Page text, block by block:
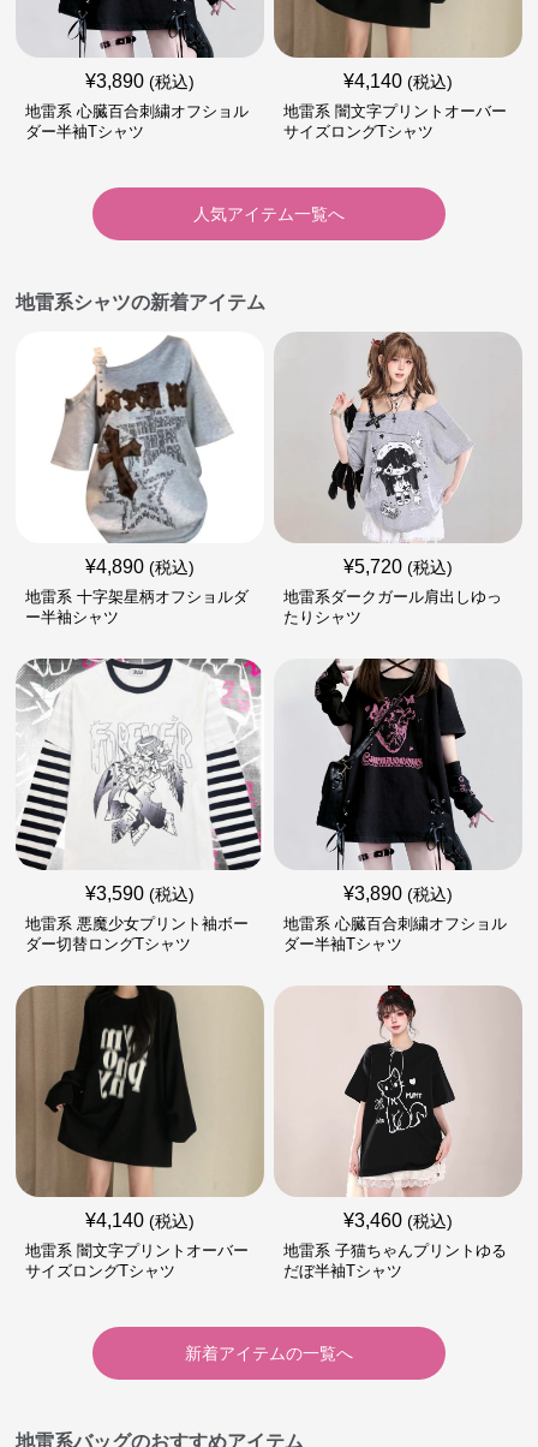
¥3,890 (税込)
地雷系 心臓百合刺繍オフショル
ダー半袖Tシャツ
¥4,140 (税込)
地雷系 闇文字プリントオーバー
サイズロングTシャツ
人気アイテム一覧へ
地雷系シャツの新着アイテム
¥4,890 (税込)
地雷系 十字架星柄オフショルダ
ー半袖シャツ
¥5,720 (税込)
地雷系ダークガール肩出しゆっ
たりシャツ
¥3,590 (税込)
地雷系 悪魔少女プリント袖ボー
ダー切替ロングTシャツ
¥3,890 (税込)
地雷系 心臓百合刺繍オフショル
ダー半袖Tシャツ
¥4,140 (税込)
地雷系 闇文字プリントオーバー
サイズロングTシャツ
¥3,460 (税込)
地雷系 子猫ちゃんプリントゆる
だぼ半袖Tシャツ
新着アイテムの一覧へ
地雷系バッグのおすすめアイテム